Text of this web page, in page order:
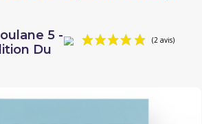
5 -
Du